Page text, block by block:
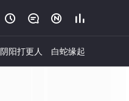
   
阴阳打更人 白蛇缘起